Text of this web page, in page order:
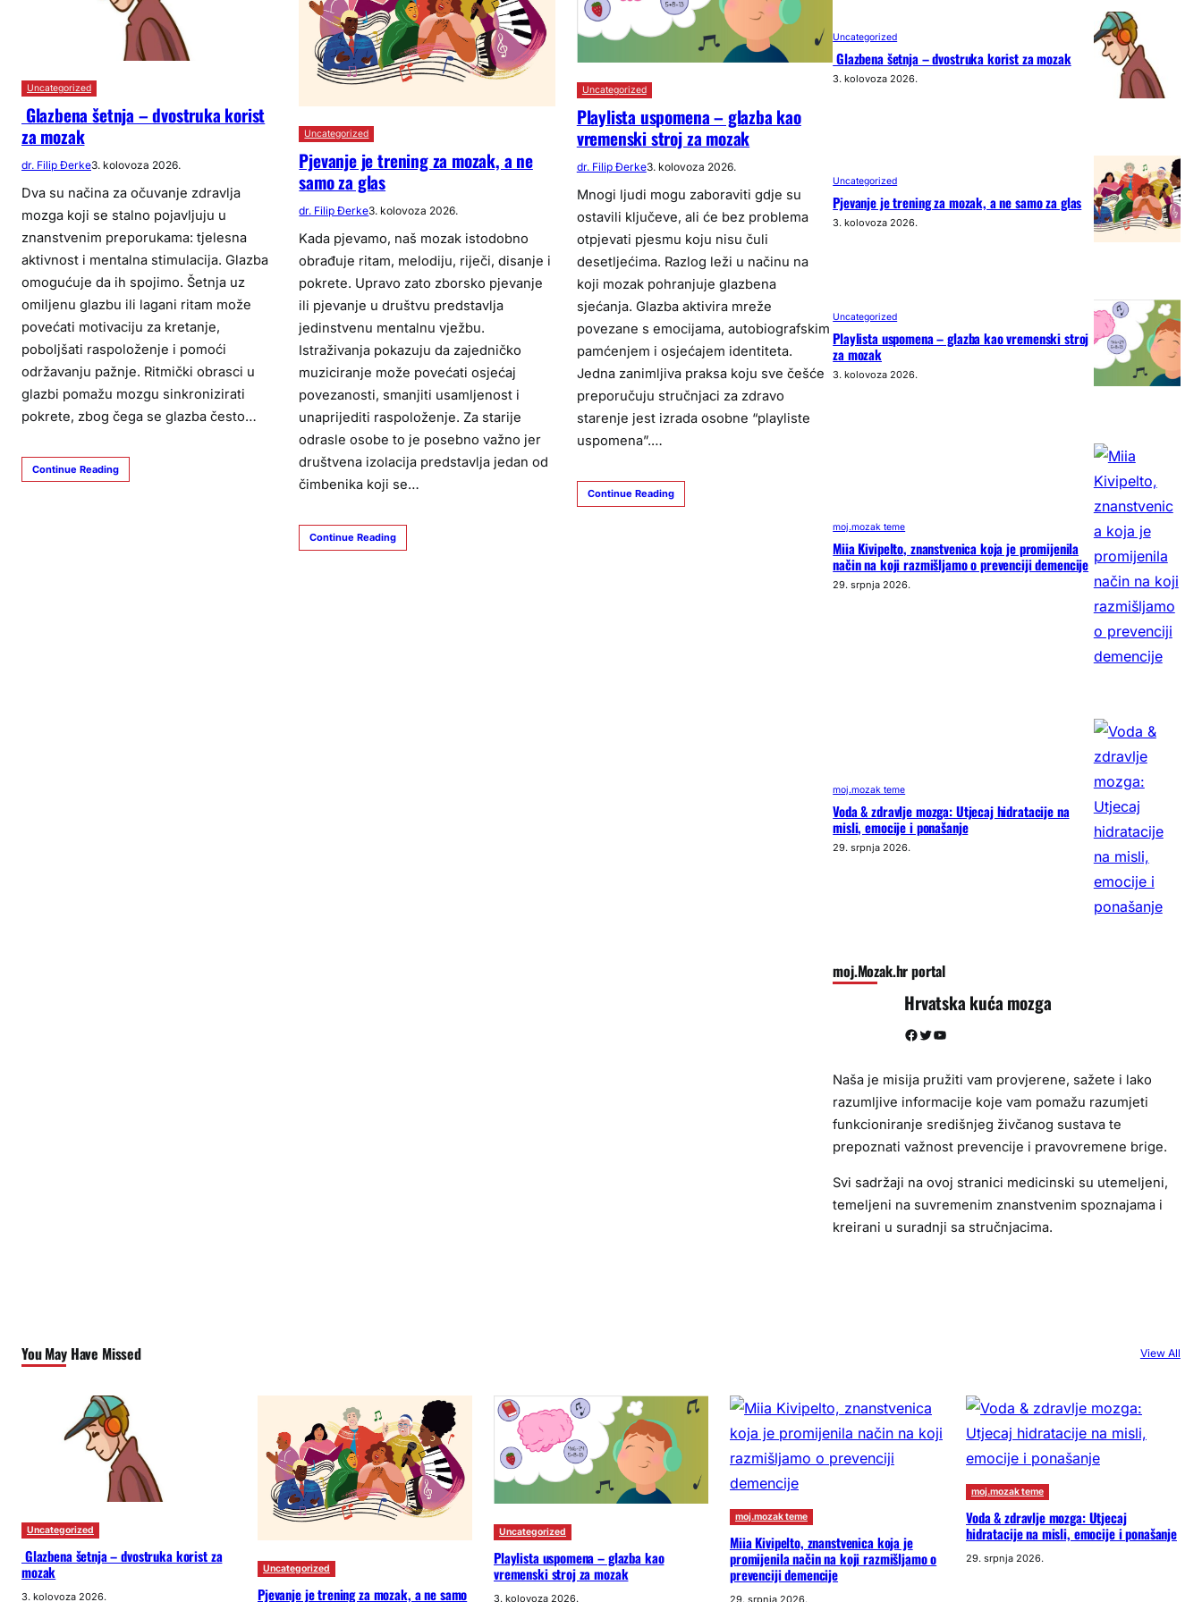
Uncategorized
Glazbena šetnja – dvostruka korist
za mozak
dr. Filip Đerke3. kolovoza 2026.
Dva su načina za očuvanje zdravlja
mozga koji se stalno pojavljuju u
znanstvenim preporukama: tjelesna
aktivnost i mentalna stimulacija. Glazba
omogućuje da ih spojimo. Šetnja uz
omiljenu glazbu ili lagani ritam može
povećati motivaciju za kretanje,
poboljšati raspoloženje i pomoći
održavanju pažnje. Ritmički obrasci u
glazbi pomažu mozgu sinkronizirati
pokrete, zbog čega se glazba često…
Continue Reading
Uncategorized
Pjevanje je trening za mozak, a ne
samo za glas
dr. Filip Đerke3. kolovoza 2026.
Kada pjevamo, naš mozak istodobno
obrađuje ritam, melodiju, riječi, disanje i
pokrete. Upravo zato zborsko pjevanje
ili pjevanje u društvu predstavlja
jedinstvenu mentalnu vježbu.
Istraživanja pokazuju da zajedničko
muziciranje može povećati osjećaj
povezanosti, smanjiti usamljenost i
unaprijediti raspoloženje. Za starije
odrasle osobe to je posebno važno jer
društvena izolacija predstavlja jedan od
čimbenika koji se…
Continue Reading
Uncategorized
Playlista uspomena – glazba kao
vremenski stroj za mozak
dr. Filip Đerke3. kolovoza 2026.
Mnogi ljudi mogu zaboraviti gdje su
ostavili ključeve, ali će bez problema
otpjevati pjesmu koju nisu čuli
desetljećima. Razlog leži u načinu na
koji mozak pohranjuje glazbena
sjećanja. Glazba aktivira mreže
povezane s emocijama, autobiografskim
pamćenjem i osjećajem identiteta.
Jedna zanimljiva praksa koju sve češće
preporučuju stručnjaci za zdravo
starenje jest izrada osobne “playliste
uspomena”.…
Continue Reading
Uncategorized
Glazbena šetnja – dvostruka korist za mozak
3. kolovoza 2026.
Uncategorized
Pjevanje je trening za mozak, a ne samo za glas
3. kolovoza 2026.
Uncategorized
Playlista uspomena – glazba kao vremenski stroj
za mozak
3. kolovoza 2026.
moj.mozak teme
Miia Kivipelto, znanstvenica koja je promijenila
način na koji razmišljamo o prevenciji demencije
29. srpnja 2026.
moj.mozak teme
Voda & zdravlje mozga: Utjecaj hidratacije na
misli, emocije i ponašanje
29. srpnja 2026.
moj.Mozak.hr portal
Hrvatska kuća mozga
Facebook Twitter YouTube
Naša je misija pružiti vam provjerene, sažete i lako
razumljive informacije koje vam pomažu razumjeti
funkcioniranje središnjeg živčanog sustava te
prepoznati važnost prevencije i pravovremene brige.
Svi sadržaji na ovoj stranici medicinski su utemeljeni,
temeljeni na suvremenim znanstvenim spoznajama i
kreirani u suradnji sa stručnjacima.
You May Have Missed View All
Uncategorized
Glazbena šetnja – dvostruka korist za
mozak
3. kolovoza 2026.
Uncategorized
Pjevanje je trening za mozak, a ne samo
Uncategorized
Playlista uspomena – glazba kao
vremenski stroj za mozak
3. kolovoza 2026.
moj.mozak teme
Miia Kivipelto, znanstvenica koja je
promijenila način na koji razmišljamo o
prevenciji demencije
moj.mozak teme
Voda & zdravlje mozga: Utjecaj
hidratacije na misli, emocije i ponašanje
29. srpnja 2026.